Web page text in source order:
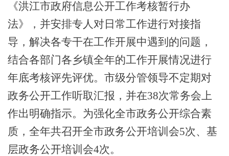
《洪江市政府信息公开工作考核暂行办
法》， 并安排专人对日常工作进行对接指
导，解决各专干在工作开展中遇到的问题 ，
结合各部门各乡镇全年的工作开展情况进行
年底考核评先评优。 市级分管领导不定期对
政务公开工作听取汇报，并在38次常务会上
作出明确指示。 为强化全市政务公开综合素
质，全年共召开全市政务公开培训会5次、基
层政务公开培训会4次。